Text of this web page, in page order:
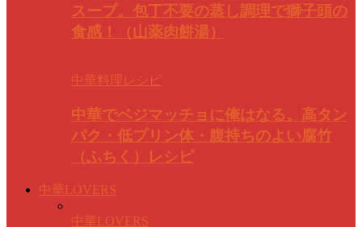
スープ。包丁不要の蒸し調理で獅子頭の
食感！（山薬肉餅湯）
中華料理レシピ
中華でベジマッチョに俺はなる。高タン
パク・低プリン体・腹持ちのよい腐竹
（ふちく）レシピ
中華LOVERS
中華LOVERS